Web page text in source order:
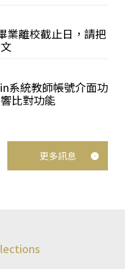
業離校截止日，請把
系統教師帳號介面功
比對功能
更多訊息